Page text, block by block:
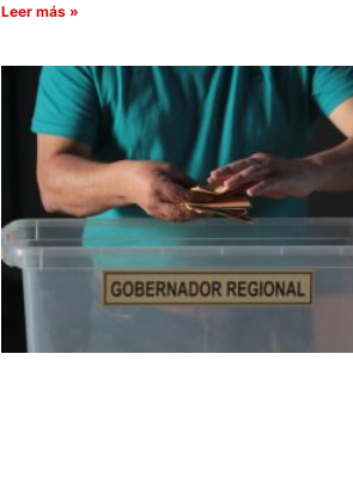
Leer más »